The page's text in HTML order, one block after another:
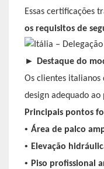
Essas certificações
os requisitos de
►
Destaque do
Os clientes
design adequado
Principais pontos
• Área de palco
• Elevação
• Piso profissional